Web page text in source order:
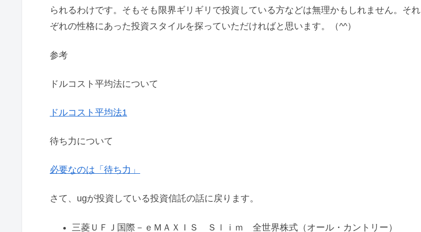
られるわけです。そもそも限界ギリギリで投資している方などは無理かもしれません。それ
ぞれの性格にあった投資スタイルを探っていただければと思います。（^^）
参考
ドルコスト平均法について
ドルコスト平均法1
待ち力について
必要なのは「待ち力」
さて、ugが投資している投資信託の話に戻ります。
三菱ＵＦＪ国際－ｅＭＡＸＩＳ Ｓｌｉｍ 全世界株式（オール・カントリー）